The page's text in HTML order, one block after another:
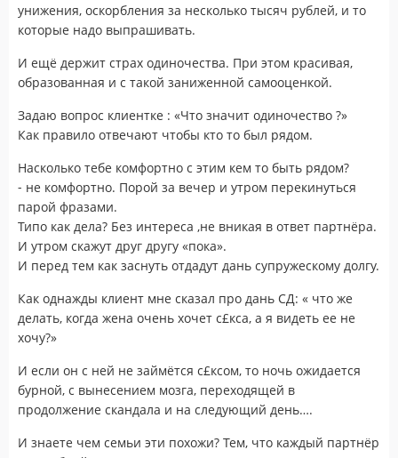
унижения, оскорбления за несколько тысяч рублей, и то
которые надо выпрашивать.
И ещё держит страх одиночества. При этом красивая,
образованная и с такой заниженной самооценкой.
Задаю вопрос клиентке : «Что значит одиночество ?»
Как правило отвечают чтобы кто то был рядом.
Насколько тебе комфортно с этим кем то быть рядом?
⁃ не комфортно. Порой за вечер и утром перекинуться
парой фразами.
Типо как дела? Без интереса ,не вникая в ответ партнёра.
И утром скажут друг другу «пока».
И перед тем как заснуть отдадут дань супружескому долгу.
Как однажды клиент мне сказал про дань СД: « что же
делать, когда жена очень хочет с£кса, а я видеть ее не
хочу?»
И если он с ней не займётся с£ксом, то ночь ожидается
бурной, с вынесением мозга, переходящей в
продолжение скандала и на следующий день….
И знаете чем семьи эти похожи? Тем, что каждый партнёр